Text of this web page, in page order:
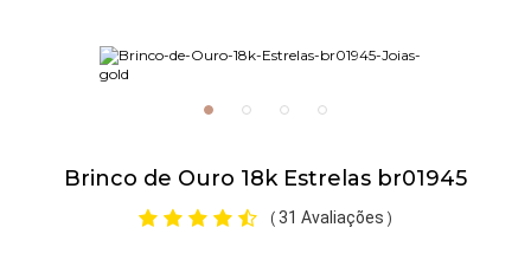
Brinco de Ouro 18k Estrelas br01945
( 31 Avaliações )
Brincos